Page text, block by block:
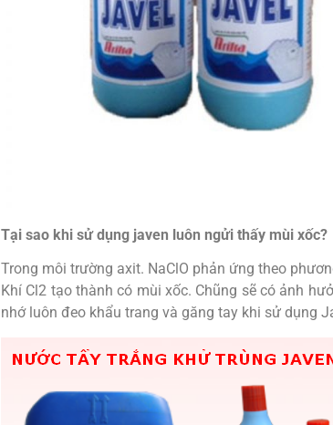
Tại sao khi sử dụng javen luôn ngửi thấy mùi xốc?
Trong môi trường axit. NaClO phản ứng theo
Khí Cl2 tạo thành có mùi xốc. Chũng sẽ có ảnh
nhớ luôn đeo khẩu trang và găng tay khi sử dụng